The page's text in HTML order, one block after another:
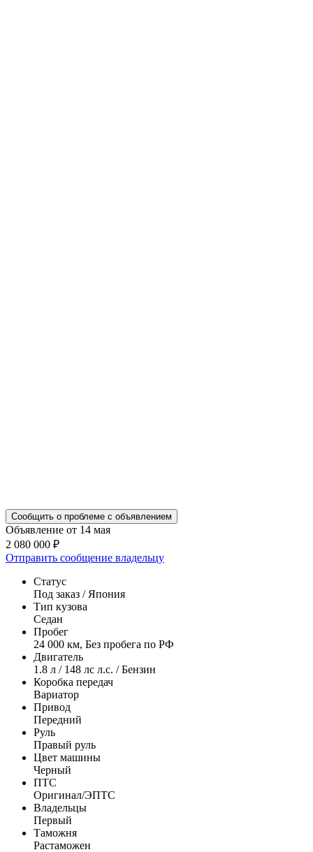
Сообщить о проблеме с объявлением
Объявление от 14 мая
2 080 000 ₽
Отправить сообщение владельцу
Статус
Под заказ / Япония
Тип кузова
Седан
Пробег
24 000 км, Без пробега по РФ
Двигатель
1.8 л / 148 лс л.с. / Бензин
Коробка передач
Вариатор
Привод
Передний
Руль
Правый руль
Цвет машины
Черный
ПТС
Оригинал/ЭПТС
Владельцы
Первый
Таможня
Растаможен